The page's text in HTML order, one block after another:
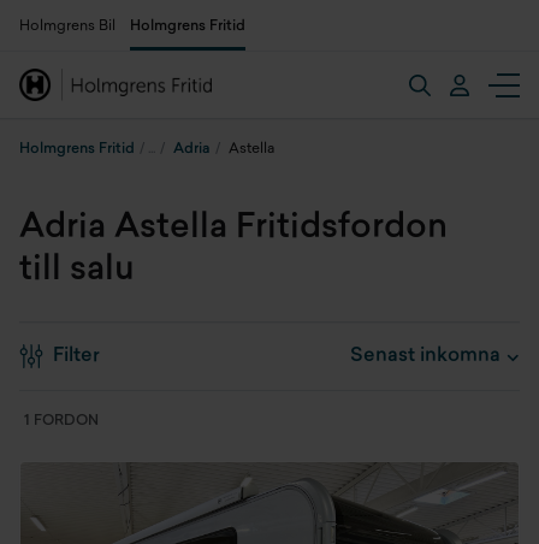
Holmgrens Bil Holmgrens Fritid
Holmgrens Fritid Adria Astella
Adria Astella Fritidsfordon
till salu
Filter
1 FORDON